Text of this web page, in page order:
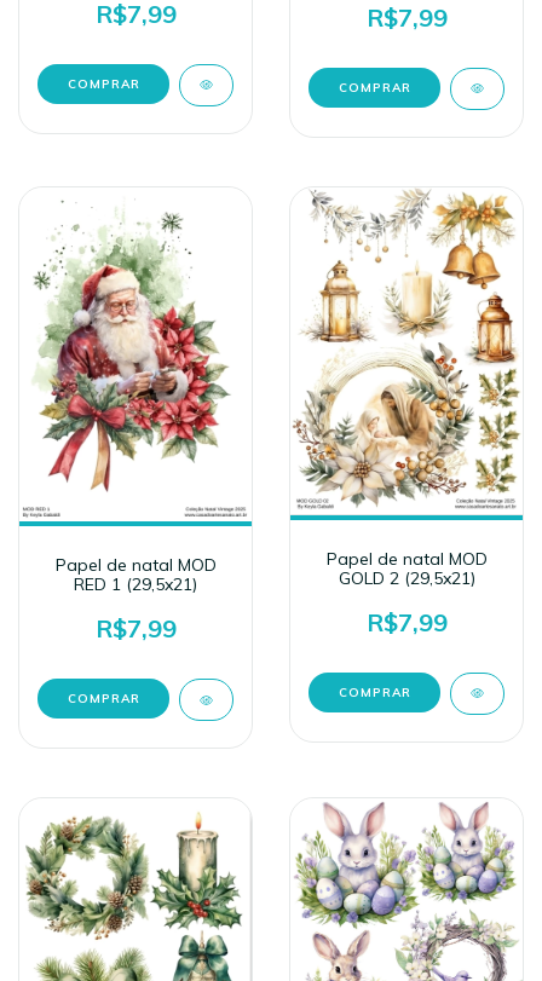
R$7,99 R$7,99
Papel de natal MOD
RED 1 (29,5x21)
R$7,99
Papel de natal MOD
GOLD 2 (29,5x21)
R$7,99